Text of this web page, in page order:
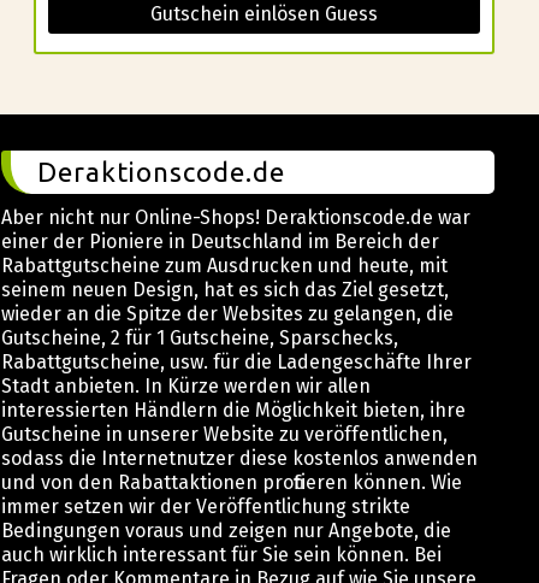
Gutschein einlösen Guess
Deraktionscode.de
Aber nicht nur Online-Shops! Deraktionscode.de war
einer der Pioniere in Deutschland im Bereich der
Rabattgutscheine zum Ausdrucken und heute, mit
seinem neuen Design, hat es sich das Ziel gesetzt,
wieder an die Spitze der Websites zu gelangen, die
Gutscheine, 2 für 1 Gutscheine, Sparschecks,
Rabattgutscheine, usw. für die Ladengeschäfte Ihrer
Stadt anbieten. In Kürze werden wir allen
interessierten Händlern die Möglichkeit bieten, ihre
Gutscheine in unserer Website zu veröffentlichen,
sodass die Internetnutzer diese kostenlos anwenden
und von den Rabattaktionen profitieren können. Wie
immer setzen wir der Veröffentlichung strikte
Bedingungen voraus und zeigen nur Angebote, die
auch wirklich interessant für Sie sein können. Bei